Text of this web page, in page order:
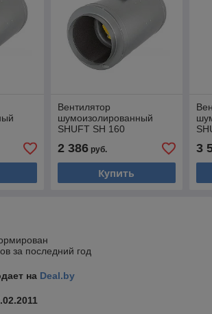
Вентилятор
шумоизолированный
SHUFT SH 160
2 386руб.
Купить
3
за последний год
на Deal.by